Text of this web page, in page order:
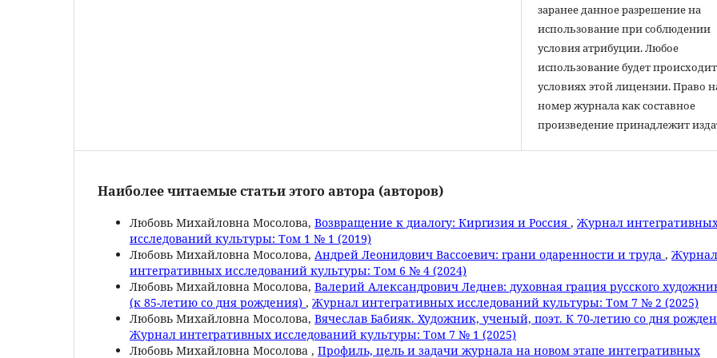
заранее данное разрешение на
использование при соблюдении
условия атрибуции. Любое
использование будет
условиях этой лицензии. Право
номер журнала как составное
произведение принадлежит
Наиболее читаемые статьи этого автора (авторов)
Любовь Михайловна Мосолова, Возвращение к диалогу: Киргизия и Россия , Журнал
исследований культуры: Том 1 № 1 (2019)
Любовь Михайловна Мосолова, Андрей Леонидович Вассоевич: грани одаренности и труда , Журнал
интегративных исследований культуры: Том 6 № 4 (2024)
Любовь Михайловна Мосолова, Валерий Александрович Леднев: духовная грация русского
(к 85-летию со дня рождения) , Журнал интегративных исследований культуры: Том 7 № 2 (2025)
Любовь Михайловна Мосолова, Вячеслав Бабияк. Художник, ученый, поэт. К 70-летию со дня
Журнал интегративных исследований культуры: Том 7 № 1 (2025)
Любовь Михайловна Мосолова , Профиль, цель и задачи журнала на новом этапе интегративных